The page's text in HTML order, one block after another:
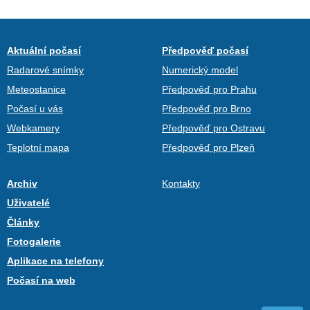
Aktuální počasí
Radarové snímky
Meteostanice
Počasí u vás
Webkamery
Teplotní mapa
Předpověď počasí
Numerický model
Předpověď pro Prahu
Předpověď pro Brno
Předpověď pro Ostravu
Předpověď pro Plzeň
Archiv
Uživatelé
Články
Fotogalerie
Aplikace na telefony
Počasí na web
Kontakty